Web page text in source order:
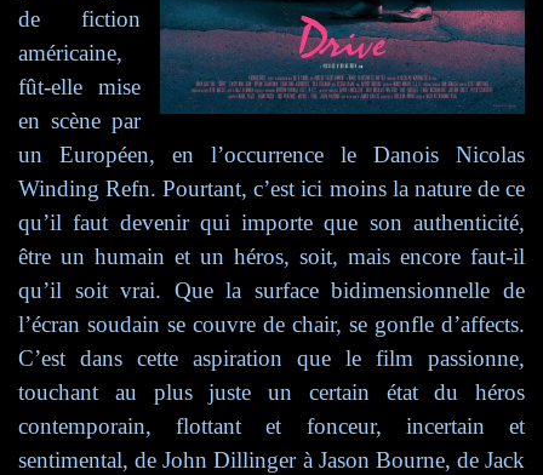
de fiction
américaine,
fût-elle mise
en scène par
un Européen, en l’occurrence le Danois Nicolas
Winding Refn. Pourtant, c’est ici moins la nature de ce
qu’il faut devenir qui importe que son authenticité,
être un humain et un héros, soit, mais encore faut-il
qu’il soit vrai. Que la surface bidimensionnelle de
l’écran soudain se couvre de chair, se gonfle d’affects.
C’est dans cette aspiration que le film passionne,
touchant au plus juste un certain état du héros
contemporain, flottant et fonceur, incertain et
sentimental, de John Dillinger à Jason Bourne, de Jack